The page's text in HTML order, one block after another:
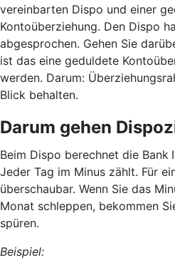
vereinbarten Dispo und einer
Kontoüberziehung. Den Dispo
abgesprochen. Gehen Sie
ist das eine geduldete
werden. Darum:
Blick behalten.
Darum gehen
Beim Dispo berechnet die Bank
Jeder Tag im Minus zählt. Für
überschaubar. Wenn Sie das
Monat schleppen, bekommen
spüren.
Beispiel: